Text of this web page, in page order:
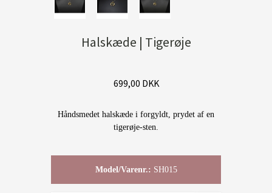
Halskæde | Tigerøje
699,00 DKK
Håndsmedet halskæde i forgyldt, prydet af en
tigerøje-sten.
Model/Varenr.: SH015